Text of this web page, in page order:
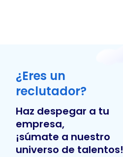
¿Eres un
reclutador?
Haz despegar a tu
empresa,
¡súmate a nuestro
universo de talentos!